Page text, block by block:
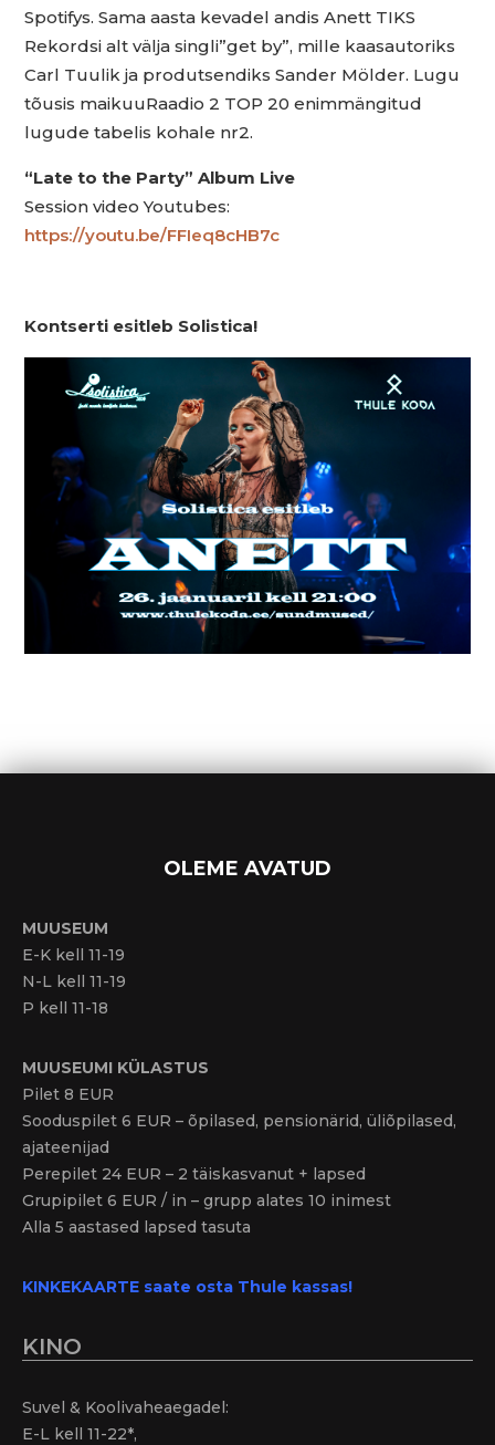
Spotifys. Sama aasta kevadel andis Anett TIKS
Rekordsi alt välja singli”get by”, mille kaasautoriks
Carl Tuulik ja produtsendiks Sander Mölder. Lugu
tõusis maikuuRaadio 2 TOP 20 enimmängitud
lugude tabelis kohale nr2.
“Late to the Party” Album Live
Session video Youtubes:
https://youtu.be/FFIeq8cHB7c
Kontserti esitleb Solistica!
OLEME AVATUD
MUUSEUM
E-K kell 11-19
N-L kell 11-19
P kell 11-18
MUUSEUMI KÜLASTUS
Pilet 8 EUR
Sooduspilet 6 EUR – õpilased, pensionärid, üliõpilased,
ajateenijad
Perepilet 24 EUR – 2 täiskasvanut + lapsed
Grupipilet 6 EUR / in – grupp alates 10 inimest
Alla 5 aastased lapsed tasuta
KINKEKAARTE saate osta Thule kassas!
KINO
Suvel & Koolivaheaegadel:
E-L kell 11-22*,